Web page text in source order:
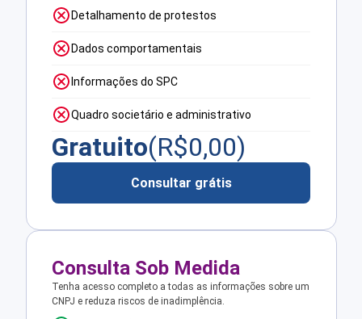
Detalhamento de protestos
Dados comportamentais
Informações do SPC
Quadro societário e administrativo
Gratuito(R$0,00)
Consultar grátis
Consulta Sob Medida
Tenha acesso completo a todas as informações sobre um
CNPJ e reduza riscos de inadimplência.